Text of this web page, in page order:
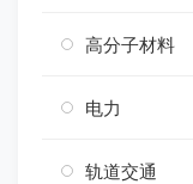
高分子材料
电力
轨道交通